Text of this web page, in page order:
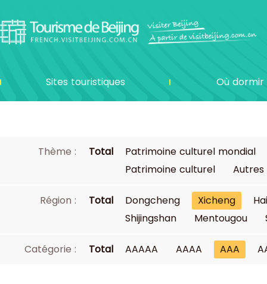
Sites touristiques Où dormir
Thème : Total
Patrimoine culturel mondial
Patrimoine culturel
Autres
Région : Total Dongcheng Xicheng
Shijingshan
Mentougou
Catégorie : Total AAAAA AAAA AAA